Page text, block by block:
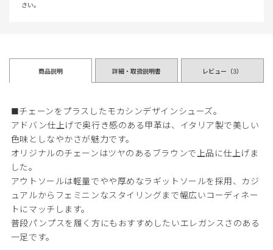
さい。
商品説明 詳細・取扱説明書 レビュー（3）
■チェーンをプラスしたモカシンデザインシューズ。
アドバン仕上げで奥行き感のある甲革は、イタリア製で美しい
色味としなやかさが魅力です。
オリジナルのチェーンはツヤのあるブラウンで上品に仕上げま
した。
アウトソールは軽量でやや厚めなラギットソールを採用、カジ
ュアルからフェミニンなスタイリングまで幅広いコーディネー
トにマッチします。
普段パンプスを履く方にもおすすめしたいエレガンスさのある
一足です。